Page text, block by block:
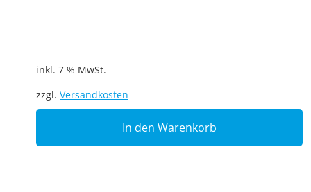
inkl. 7 % MwSt.
zzgl. Versandkosten
In den Warenkorb